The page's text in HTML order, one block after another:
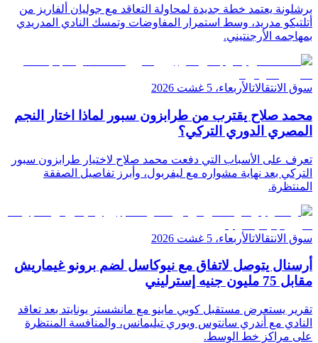
برشلونة يعتمد خطة جديدة لمحاولة التعاقد مع جوليان ألفاريز من
أتلتيكو مدريد، وسط استمرار المفاوضات وتمسك النادي المدريدي
بمهاجمه الأرجنتيني.
سوق الانتقالاتالأربعاء، 5 غشت 2026
محمد صلاح يقترب من طرابزون سبور لماذا اختار النجم
المصري الدوري التركي؟
تعرف على الأسباب التي دفعت محمد صلاح لاختيار طرابزون سبور
التركي بعد نهاية مشواره مع ليفربول، وأبرز تفاصيل الصفقة
المنتظرة.
سوق الانتقالاتالأربعاء، 5 غشت 2026
أرسنال يتوصل لاتفاق مع نيوكاسل لضم برونو غيماريش
مقابل 75 مليون جنيه إسترليني
تقرير يستعرض مستقبل كوبي ماينو مع مانشستر يونايتد بعد تعاقد
النادي مع أندري سانتوس ويوري تيليمانس، والمنافسة المنتظرة
على مراكز خط الوسط.